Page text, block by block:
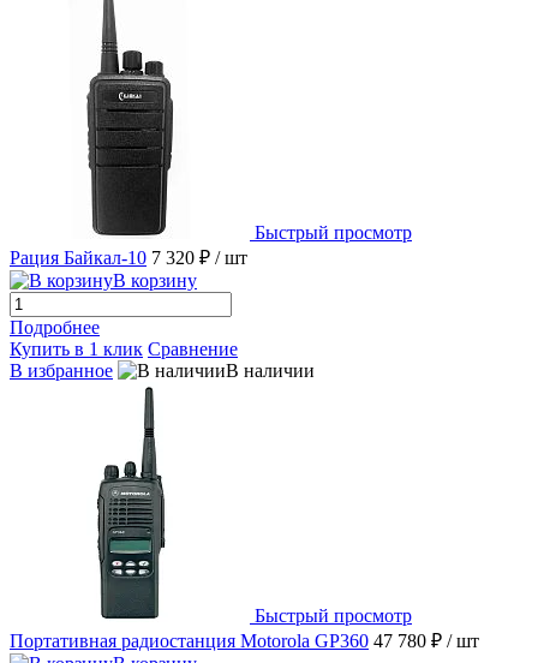
Быстрый просмотр
Рация Байкал-10 7 320 ₽ / шт
В корзину
Подробнее
Купить в 1 клик Сравнение
В избранное
В наличии
Быстрый просмотр
Портативная радиостанция Motorola GP360 47 780 ₽ / шт